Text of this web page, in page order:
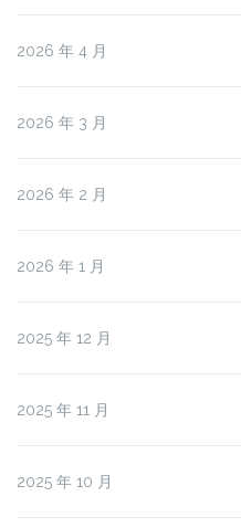
2026 年 4 月
2026 年 3 月
2026 年 2 月
2026 年 1 月
2025 年 12 月
2025 年 11 月
2025 年 10 月